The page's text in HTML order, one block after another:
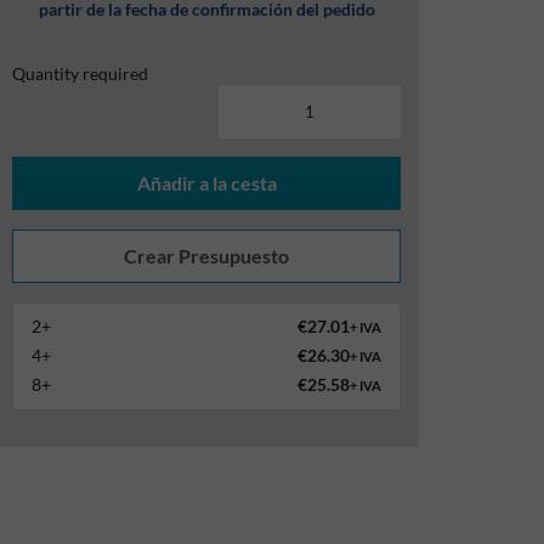
partir de la fecha de confirmación del pedido
Quantity required
Añadir a la cesta
2+ €27.01+ IVA
4+ €26.30+ IVA
8+ €25.58+ IVA